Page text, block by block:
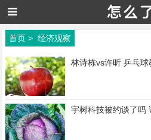
首页> 经济观察
林诗栋vs许昕 乒乓球
宇树科技被约谈了吗